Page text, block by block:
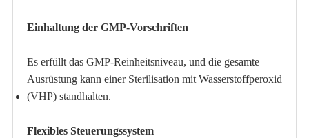
Einhaltung der GMP-Vorschriften
Es erfüllt das GMP-Reinheitsniveau, und die gesamte
Ausrüstung kann einer Sterilisation mit Wasserstoffperoxid
(VHP) standhalten.
Flexibles Steuerungssystem